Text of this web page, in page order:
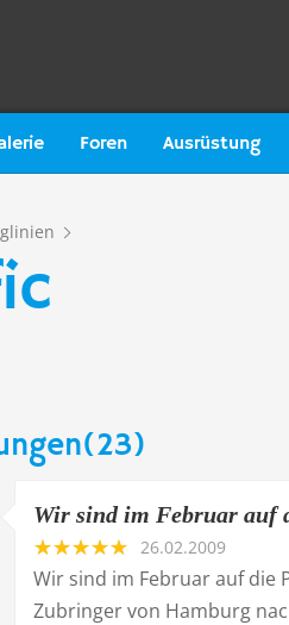
Foren Ausrüstung
Wir sind im Februar auf
26.02.2009
Wir sind im Februar auf die
Zubringer von Hamburg